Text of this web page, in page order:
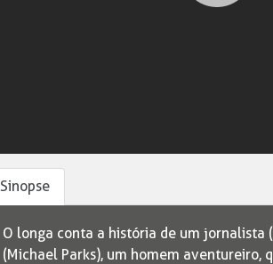
Sinopse
O longa conta a história de um jornalista
(Michael Parks), um homem aventureiro,